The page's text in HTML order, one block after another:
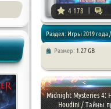
4 178
Раздел: Игры 2019 года /
Размер: 1.27 GB
Midnight Mysteries 4:
Houdini / Тайны